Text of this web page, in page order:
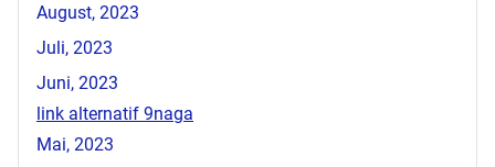
August, 2023
Juli, 2023
Juni, 2023
link alternatif 9naga
Mai, 2023